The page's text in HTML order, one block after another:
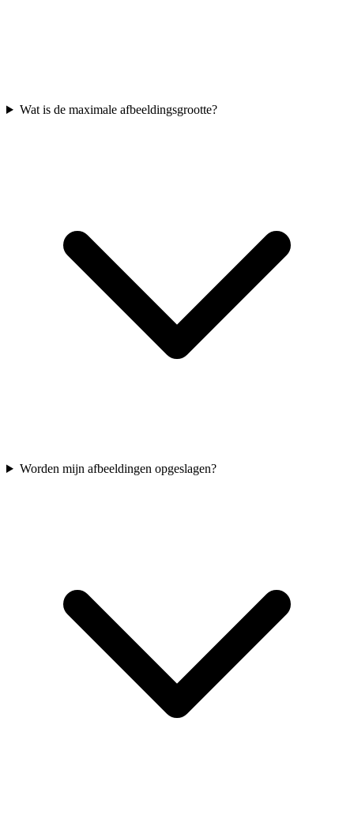
Wat is de maximale afbeeldingsgrootte?
Worden mijn afbeeldingen opgeslagen?